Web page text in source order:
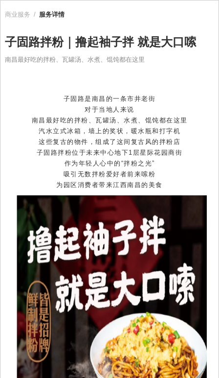
商业服务 / 服务详情
子固路拌粉｜撸起袖子拌 就是大口嗦
南昌最好吃的拌粉、瓦罐汤、水煮、馄饨都在这里
子固路是南昌的一条市井老街
对于当地人来说
南昌最好吃的拌粉、瓦罐汤、水煮、馄饨都在这里
汽水立式冰箱，墙上的奖状，暖水瓶和打字机
这些复古的物件，组成了这间复古风的拌粉店
子固路拌粉位于未来中心地下1层星际花园商街
作为年轻人心中的“拌粉之光”
吸引无数拌粉爱好者前来嗦粉
为园区消费者带来江西南昌的美食